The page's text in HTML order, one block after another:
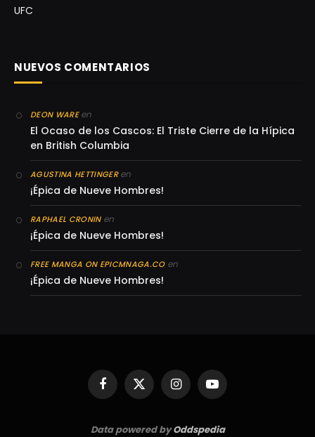
UFC
NUEVOS COMENTARIOS
DEON WAREen
El Ocaso de los Cascos: El Triste Cierre de la Hípica
en British Columbia
AGUSTINA HETTINGERen
¡Épica de Nueve Hombres!
RAPHAEL CRONINen
¡Épica de Nueve Hombres!
FREE MANGA ON EPICMNAGA.COen
¡Épica de Nueve Hombres!
Facebook
X
(Twitter)
InstagramYouTube
Data powered byOddspedia